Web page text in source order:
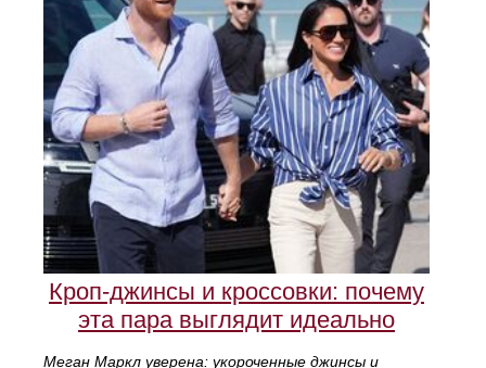
Кроп-джинсы и кроссовки: почему
эта пара выглядит идеально
Меган Маркл уверена: укороченные джинсы и